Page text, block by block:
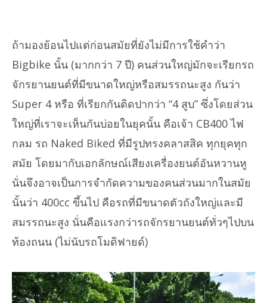
ถ้ามองย้อนไปแต่ก่อนสมัยที่ยังไม่มีการใช้คำว่า
Bigbike นั้น (มากกว่า 7 ปี) คนส่วนใหญ่มักจะเรียกรถ
จักรยานยนต์ที่มีขนาดใหญ่หรือสมรรถนะสูง กันว่า
Super 4 หรือ ที่เรียกกันติดปากว่า “4 สูบ” ซึ่งโดยส่วน
ใหญ่ที่เราจะเห็นกันบ่อยในยุคนั้น คือเจ้า CB400 ไฟ
กลม รถ Naked Biked ที่มีรูปทรงคลาสสิค ทุกยุคทุก
สมัย โดยมากับเอกลักษณ์เสียงเครื่องยนต์อันหวานหู
นั่นจึงอาจเป็นการจำกัดความของคนส่วนมากในสมัย
นั้นว่า 400cc ขึ้นไป คือรถที่มีขนาดตัวถังใหญ่และมี
สมรรถนะสูง นั่นคือแรงกว่ารถจักรยานยนต์ทั่วๆไปบน
ท้องถนน (ไม่นับรถโมดิฟายด์)